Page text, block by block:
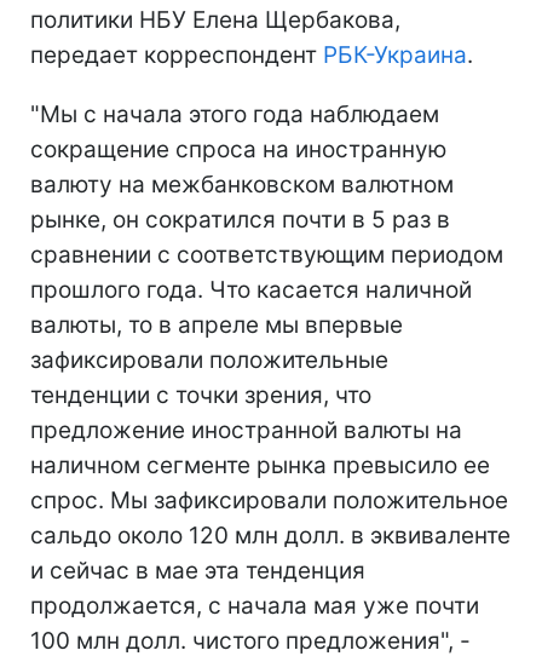
политики НБУ Елена Щербакова,
передает корреспондент РБК-Украина.
"Мы с начала этого года наблюдаем
сокращение спроса на иностранную
валюту на межбанковском валютном
рынке, он сократился почти в 5 раз в
сравнении с соответствующим периодом
прошлого года. Что касается наличной
валюты, то в апреле мы впервые
зафиксировали положительные
тенденции с точки зрения, что
предложение иностранной валюты на
наличном сегменте рынка превысило ее
спрос. Мы зафиксировали положительное
сальдо около 120 млн долл. в эквиваленте
и сейчас в мае эта тенденция
продолжается, с начала мая уже почти
100 млн долл. чистого предложения", -